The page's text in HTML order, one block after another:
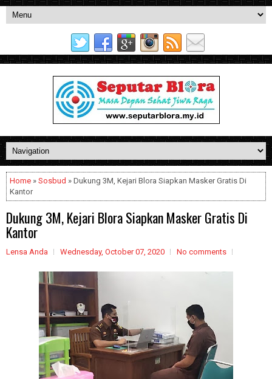
Home » Sosbud » Dukung 3M, Kejari Blora Siapkan Masker Gratis Di
Kantor
Dukung 3M, Kejari Blora Siapkan Masker Gratis Di
Kantor
Lensa Anda Wednesday, October 07, 2020 No comments